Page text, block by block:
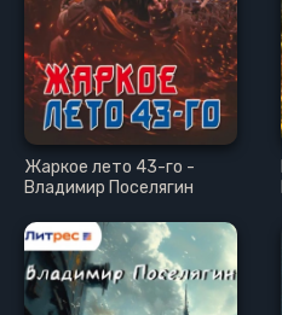
Жаркое лето 43-го -
Владимир Поселягин